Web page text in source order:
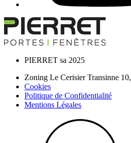
PIERRET sa 2025
Zoning Le Cerisier Transinne 10,
Cookies
Politique de Confidentialité
Mentions Légales